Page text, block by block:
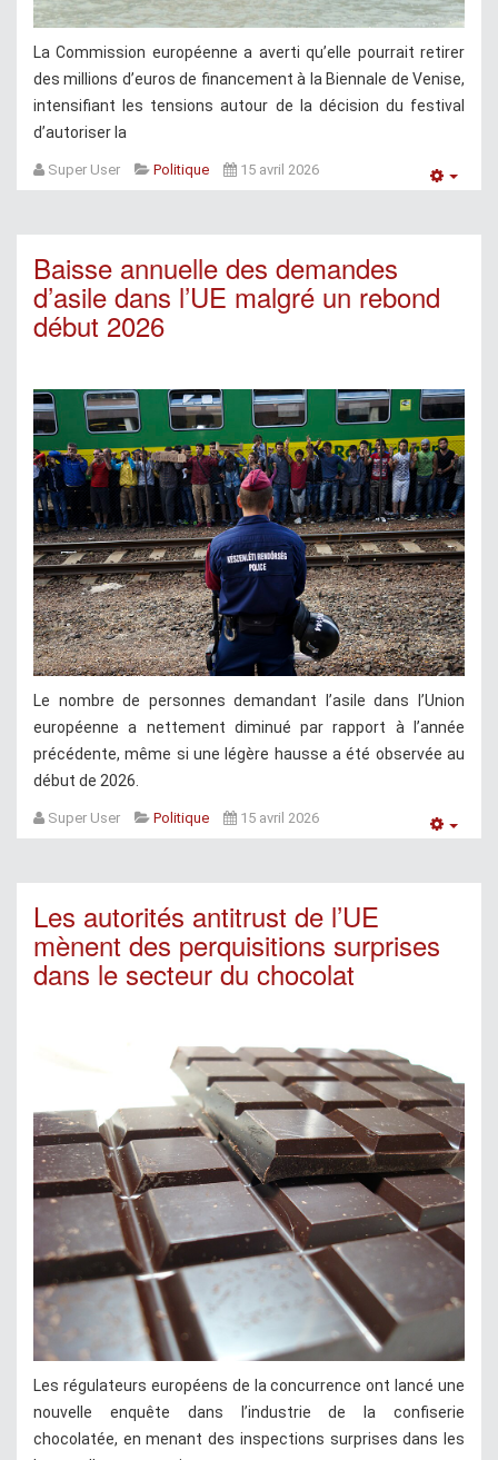
La Commission européenne a averti qu’elle pourrait retirer
des millions d’euros de financement à la Biennale de Venise,
intensifiant les tensions autour de la décision du festival
d’autoriser la
Super User Politique 15 avril 2026
Baisse annuelle des demandes
d’asile dans l’UE malgré un rebond
début 2026
Le nombre de personnes demandant l’asile dans l’Union
européenne a nettement diminué par rapport à l’année
précédente, même si une légère hausse a été observée au
début de 2026.
Super User Politique 15 avril 2026
Les autorités antitrust de l’UE
mènent des perquisitions surprises
dans le secteur du chocolat
Les régulateurs européens de la concurrence ont lancé une
nouvelle enquête dans l’industrie de la confiserie
chocolatée, en menant des inspections surprises dans les